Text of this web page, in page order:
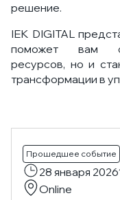
решение.
IEK DIGITAL
поможет вам
ресурсов, но и
трансформации в
Прошедшее событие
28 января 2026
Online